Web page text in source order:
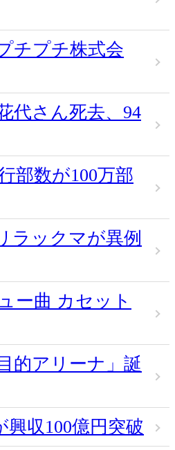
チプチ株式会
代さん死去、94
部数が100万部
ラックマが異例
ー曲 カセット
的アリーナ」誕
興収100億円突破